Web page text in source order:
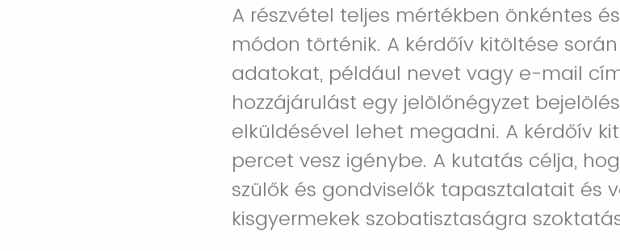
A részvétel teljes mértékben önkéntes
módon történik. A kérdőív kitöltése
adatokat, például nevet vagy e-mail
hozzájárulást egy jelölőnégyzet
elküldésével lehet megadni. A kérdőív
percet vesz igénybe. A kutatás célja,
szülők és gondviselők tapasztalatait és
kisgyermekek szobatisztaságra